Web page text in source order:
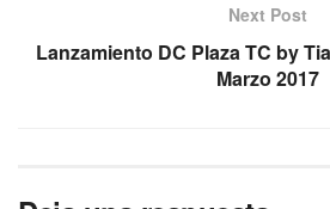
Next Post
Lanzamiento DC Plaza TC by
Marzo 2017